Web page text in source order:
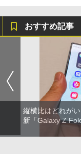
おすすめ記事
縦横比はどれが
新「Galaxy Z Fold